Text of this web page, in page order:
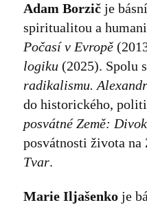
Adam Borzič je
spiritualitou a
Počasí v Evropě
logiku (2025). Spolu
radikalismu.
do historického,
posvátné Země:
posvátnosti života
Tvar.
Marie Iljašenko je